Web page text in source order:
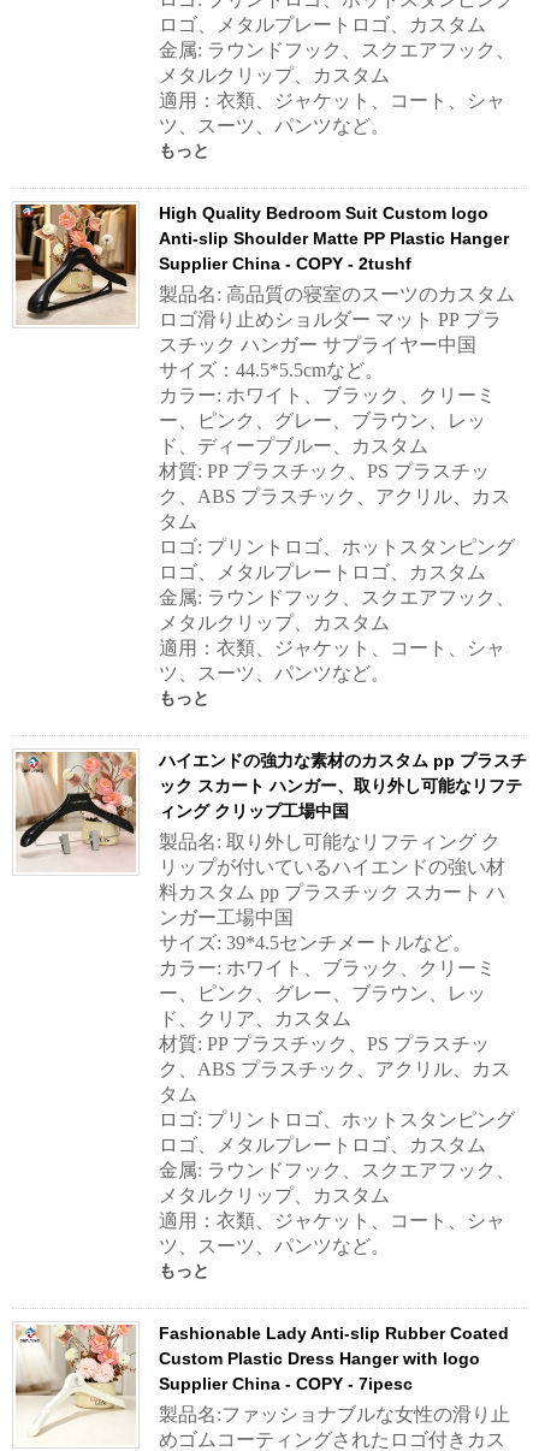
ロゴ、メタルプレートロゴ、カスタム
金属: ラウンドフック、スクエアフック、
メタルクリップ、カスタム
適用：衣類、ジャケット、コート、シャ
ツ、スーツ、パンツなど。
もっと
High Quality Bedroom Suit Custom logo
Anti-slip Shoulder Matte PP Plastic Hanger
Supplier China - COPY - 2tushf
製品名: 高品質の寝室のスーツのカスタム
ロゴ滑り止めショルダー マット PP プラ
スチック ハンガー サプライヤー中国
サイズ：44.5*5.5cmなど。
カラー: ホワイト、ブラック、クリーミ
ー、ピンク、グレー、ブラウン、レッ
ド、ディープブルー、カスタム
材質: PP プラスチック、PS プラスチッ
ク、ABS プラスチック、アクリル、カス
タム
ロゴ: プリントロゴ、ホットスタンピング
ロゴ、メタルプレートロゴ、カスタム
金属: ラウンドフック、スクエアフック、
メタルクリップ、カスタム
適用：衣類、ジャケット、コート、シャ
ツ、スーツ、パンツなど。
もっと
ハイエンドの強力な素材のカスタム pp プラスチ
ック スカート ハンガー、取り外し可能なリフテ
ィング クリップ工場中国
製品名: 取り外し可能なリフティング ク
リップが付いているハイエンドの強い材
料カスタム pp プラスチック スカート ハ
ンガー工場中国
サイズ: 39*4.5センチメートルなど。
カラー: ホワイト、ブラック、クリーミ
ー、ピンク、グレー、ブラウン、レッ
ド、クリア、カスタム
材質: PP プラスチック、PS プラスチッ
ク、ABS プラスチック、アクリル、カス
タム
ロゴ: プリントロゴ、ホットスタンピング
ロゴ、メタルプレートロゴ、カスタム
金属: ラウンドフック、スクエアフック、
メタルクリップ、カスタム
適用：衣類、ジャケット、コート、シャ
ツ、スーツ、パンツなど。
もっと
Fashionable Lady Anti-slip Rubber Coated
Custom Plastic Dress Hanger with logo
Supplier China - COPY - 7ipesc
製品名:ファッショナブルな女性の滑り止
めゴムコーティングされたロゴ付きカス